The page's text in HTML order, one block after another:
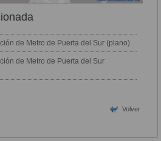
de Metro de Puerta del Sur (plano)
de Metro de Puerta del Sur
Volver